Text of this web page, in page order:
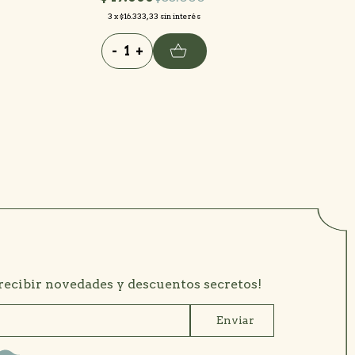
3 x$16.333,33 sin interés
- +
novedades y descuentos secretos!